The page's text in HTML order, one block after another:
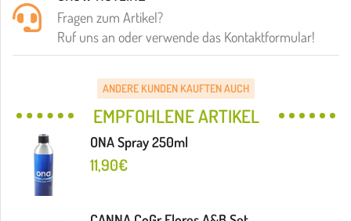
Fragen zum Artikel?
Ruf uns an oder verwende das Kontaktformular!
ANDERE KUNDEN KAUFTEN AUCH
EMPFOHLENE ARTIKEL
ONA Spray 250ml
11,90€